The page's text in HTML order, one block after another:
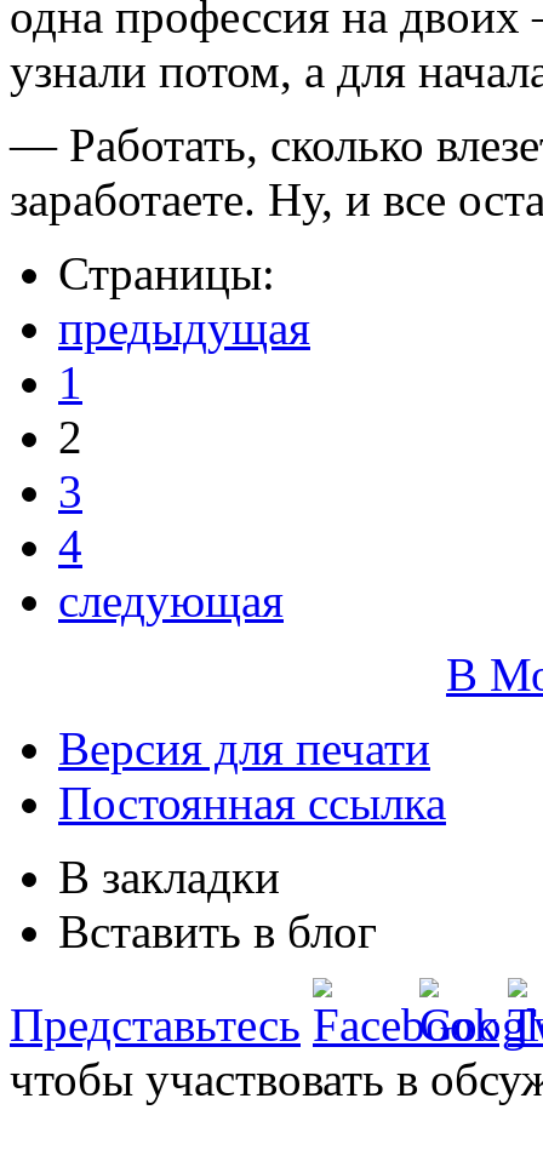
одна профессия на
узнали потом, а для
— Работать, сколько
заработаете. Ну, и все
Страницы:
предыдущая
1
2
3
4
следующая
В
Версия для печати
Постоянная ссылка
В закладки
Вставить в блог
Представьтесь
чтобы участвовать в